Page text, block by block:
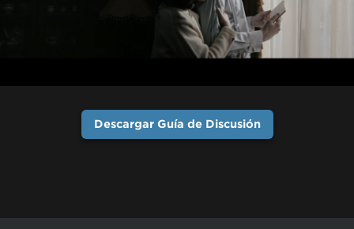
Descargar Guía de Discusión